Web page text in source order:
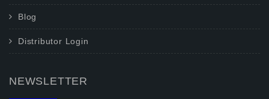
Blog
Distributor Login
NEWSLETTER